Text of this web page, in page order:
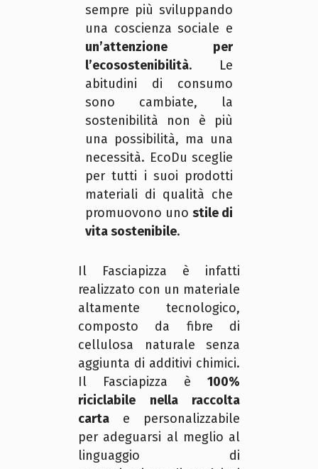
sempre più sviluppando
una coscienza sociale e
un’attenzione per
l’ecosostenibilità. Le
abitudini di consumo
sono cambiate, la
sostenibilità non è più
una possibilità, ma una
necessità. EcoDu sceglie
per tutti i suoi prodotti
materiali di qualità che
promuovono uno stile di
vita sostenibile.
Il Fasciapizza è infatti
realizzato con un materiale
altamente tecnologico,
composto da fibre di
cellulosa naturale senza
aggiunta di additivi chimici.
Il Fasciapizza è 100%
riciclabile nella raccolta
carta e personalizzabile
per adeguarsi al meglio al
linguaggio di